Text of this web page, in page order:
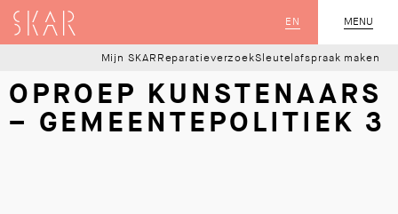
MENU
SLUIT
EN
SKAR
Mijn SKAR ReparatieverzoekSleutelafspraak maken
OPROEP KUNSTENAARS
– GEMEENTEPOLITIEK 3